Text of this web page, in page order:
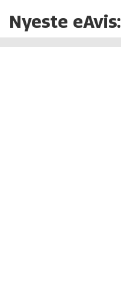
Nyeste eAvis: